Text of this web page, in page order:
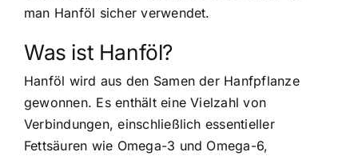
man Hanföl sicher verwendet.
Was ist Hanföl?
Hanföl wird aus den Samen der Hanfpflanze
gewonnen. Es enthält eine Vielzahl von
Verbindungen, einschließlich essentieller
Fettsäuren wie Omega-3 und Omega-6,